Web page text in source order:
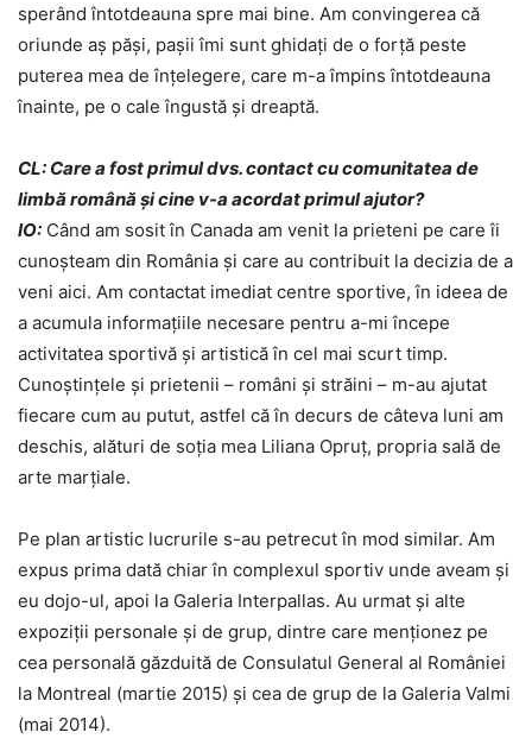
sperând întotdeauna spre mai bine. Am convingerea că
oriunde aș păși, pașii îmi sunt ghidați de o forță peste
puterea mea de înțelegere, care m-a împins întotdeauna
înainte, pe o cale îngustă și dreaptă.
CL: Care a fost primul dvs. contact cu comunitatea de
limbă română și cine v-a acordat primul ajutor?
IO: Când am sosit în Canada am venit la prieteni pe care îi
cunoșteam din România și care au contribuit la decizia de a
veni aici. Am contactat imediat centre sportive, în ideea de
a acumula informațiile necesare pentru a-mi începe
activitatea sportivă și artistică în cel mai scurt timp.
Cunoștințele și prietenii – români și străini – m-au ajutat
fiecare cum au putut, astfel că în decurs de câteva luni am
deschis, alături de soția mea Liliana Opruț, propria sală de
arte marțiale.
Pe plan artistic lucrurile s-au petrecut în mod similar. Am
expus prima dată chiar în complexul sportiv unde aveam și
eu dojo-ul, apoi la Galeria Interpallas. Au urmat și alte
expoziții personale și de grup, dintre care menționez pe
cea personală găzduită de Consulatul General al României
la Montreal (martie 2015) și cea de grup de la Galeria Valmi
(mai 2014).